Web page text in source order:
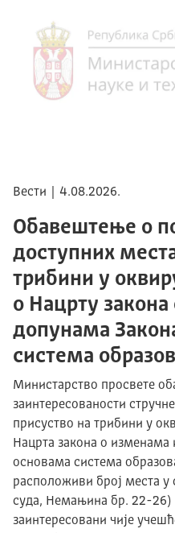
Вести | 4.08.2026.
Обавештење о
доступних
трибини у
о Нацрту
допунама
система
Министарство просвете
заинтересованости
присуство на трибини у
Нацрта закона о изменама
основама система
расположиви број места у
суда, Немањина бр. 22-26)
заинтересовани чије